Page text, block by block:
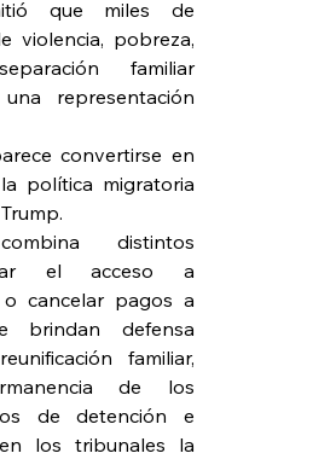
que miles de
violencia, pobreza,
familiar
representación
convertirse en
política migratoria
distintos
el acceso a
cancelar pagos a
brindan defensa
familiar,
de los
de detención e
los tribunales la